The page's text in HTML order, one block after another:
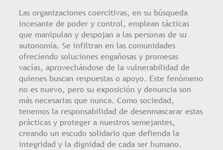
Las organizaciones coercitivas, en su búsqueda
incesante de poder y control, emplean tácticas
que manipulan y despojan a las personas de su
autonomía. Se infiltran en las comunidades
ofreciendo soluciones engañosas y promesas
vacías, aprovechándose de la vulnerabilidad de
quienes buscan respuestas o apoyo. Este fenómeno
no es nuevo, pero su exposición y denuncia son
más necesarias que nunca. Como sociedad,
tenemos la responsabilidad de desenmascarar estas
prácticas y proteger a nuestros semejantes,
creando un escudo solidario que defienda la
integridad y la dignidad de cada ser humano.